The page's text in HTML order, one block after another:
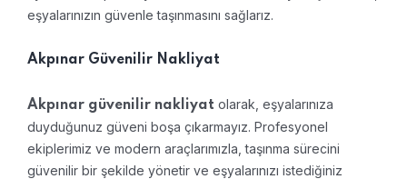
eşyalarınızın güvenle taşınmasını sağlarız.
Akpınar Güvenilir Nakliyat
Akpınar güvenilir nakliyat olarak, eşyalarınıza
duyduğunuz güveni boşa çıkarmayız. Profesyonel
ekiplerimiz ve modern araçlarımızla, taşınma sürecini
güvenilir bir şekilde yönetir ve eşyalarınızı istediğiniz